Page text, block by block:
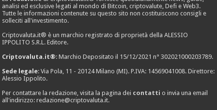
analisi ed esclusive legati al mondo di Bitcoin, criptovalute, Defi e Web3.
Tutte le informazioni contenute su questo sito non costituiscono consigli e
solleciti all'investimento.
Criptovaluta.it® è un marchio registrato di proprietà della ALESSIO
IPPOLITO S.R.L. Editore.
Criptovaluta.it®: Marchio Depositato il 15/12/2021 n° 302021000203789.
Sede legale: Via Pola, 11 - 20124 Milano (MI). P.IVA: 14569041008. Direttore:
Alessio Ippolito.
Per contattare la redazione, visita la pagina dei contatti o invia una email
all'indirizzo:redazione@criptovaluta.it.